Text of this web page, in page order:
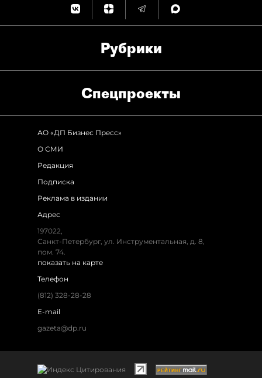
Рубрики
Спец­проекты
АО «ДП Бизнес Пресс»
О СМИ
Редакция
Подписка
Реклама в издании
Адрес
197022,
Санкт-Петербург, ул. Инструментальная, д. 8,
пом. 74.
показать на карте
Телефон
(812) 328-28-28
E-mail
gazeta@dp.ru